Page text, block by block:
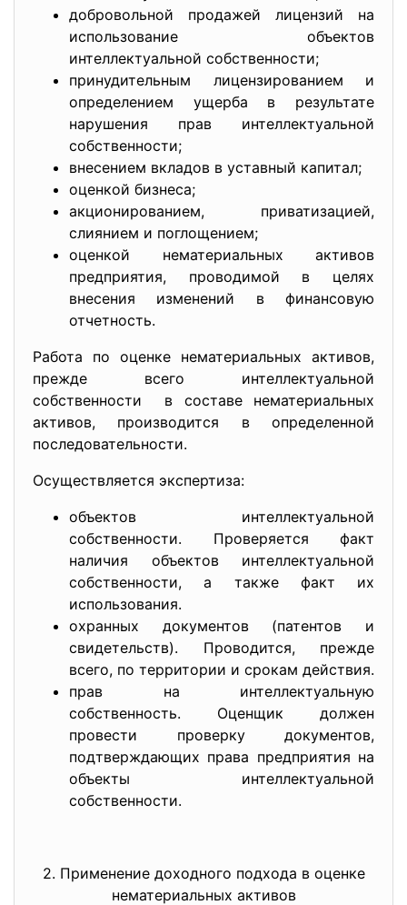
добровольной продажей лицензий на
использование объектов
интеллектуальной собственности;
принудительным лицензированием и
определением ущерба в результате
нарушения прав интеллектуальной
собственности;
внесением вкладов в уставный капитал;
оценкой бизнеса;
акционированием, приватизацией,
слиянием и поглощением;
оценкой нематериальных активов
предприятия, проводимой в целях
внесения изменений в финансовую
отчетность.
Работа по оценке нематериальных активов,
прежде всего интеллектуальной
собственности в составе нематериальных
активов, производится в определенной
последовательности.
Осуществляется экспертиза:
объектов интеллектуальной
собственности. Проверяется факт
наличия объектов интеллектуальной
собственности, а также факт их
использования.
охранных документов (патентов и
свидетельств). Проводится, прежде
всего, по территории и срокам действия.
прав на интеллектуальную
собственность. Оценщик должен
провести проверку документов,
подтверждающих права предприятия на
объекты интеллектуальной
собственности.
2. Применение доходного подхода в оценке
нематериальных активов